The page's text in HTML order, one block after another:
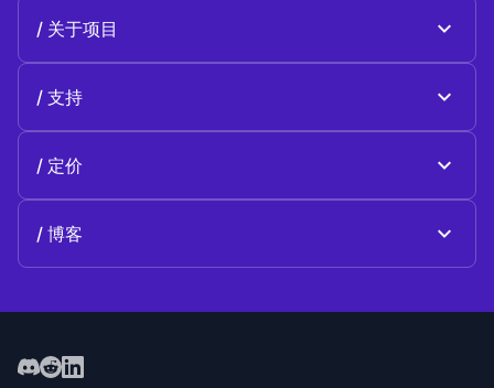
关于项目
历史
支持
联系方式
定价
博客